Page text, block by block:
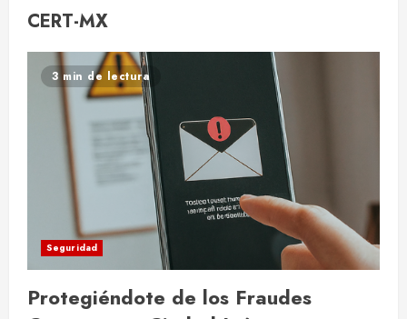
CERT-MX
3 min de lectura
Seguridad
Protegiéndote de los Fraudes